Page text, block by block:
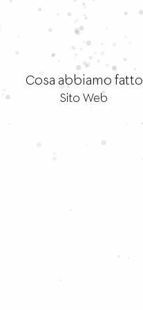
Cosa abbiamo fatto
Sito Web